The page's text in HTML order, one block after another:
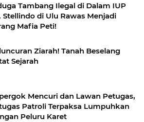
Tambang Ilegal di Dalam IUP
Stellindo di Ulu Rawas Menjadi
Mafia Peti!
Ziarah! Tanah Beselang
Sejarah
Mencuri dan Lawan Petugas,
Patroli Terpaksa Lumpuhkan
Peluru Karet